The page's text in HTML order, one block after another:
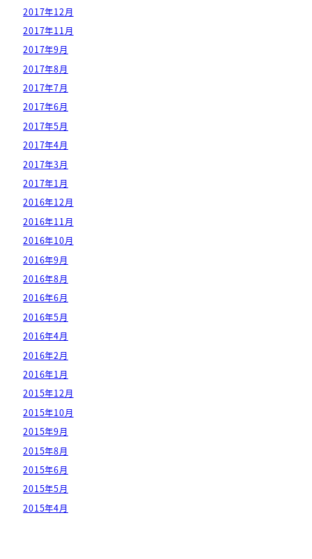
2017年12月
2017年11月
2017年9月
2017年8月
2017年7月
2017年6月
2017年5月
2017年4月
2017年3月
2017年1月
2016年12月
2016年11月
2016年10月
2016年9月
2016年8月
2016年6月
2016年5月
2016年4月
2016年2月
2016年1月
2015年12月
2015年10月
2015年9月
2015年8月
2015年6月
2015年5月
2015年4月